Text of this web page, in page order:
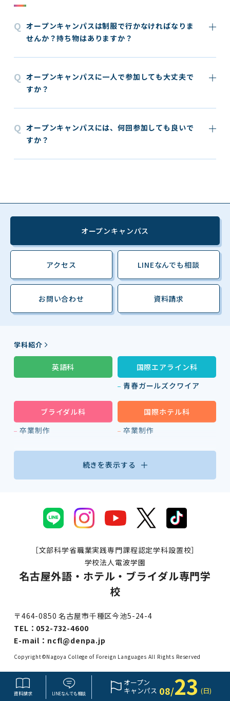
資料請求 LINEなんでも相談
オープン
キャンパス 08/23 (日)
オープンキャンパスは制服で行かなければなりま
せんか？持ち物はありますか？
オープンキャンパスに一人で参加しても大丈夫で
すか？
オープンキャンパスには、何回参加しても良いで
すか？
オープンキャンパス
アクセス LINEなんでも相談
お問い合わせ 資料請求
学科紹介
英語科
国際エアライン科
青春ガールズクワイア
ブライダル科
卒業制作
国際ホテル科
卒業制作
続きを表示する
［文部科学省職業実践専門課程認定学科設置校］
学校法人電波学園
名古屋外語・ホテル・ブライダル専門学
校
〒464-0850 名古屋市千種区今池5-24-4
TEL： 052-732-4600
E-mail： ncfl@denpa.jp
Copyright©Nagoya College of Foreign Languages All Rights Reserved